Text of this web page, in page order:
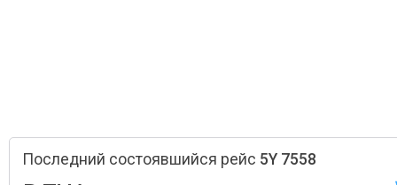
Последний состоявшийся рейс 5Y 7558